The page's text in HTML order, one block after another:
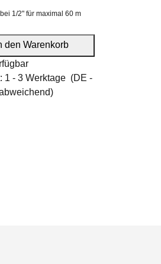
1/2" für maximal 60 m
den Warenkorb
1 - 3 Werktage (DE -